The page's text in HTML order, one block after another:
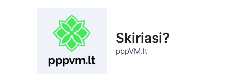
Skiriasi?
pppVM.lt